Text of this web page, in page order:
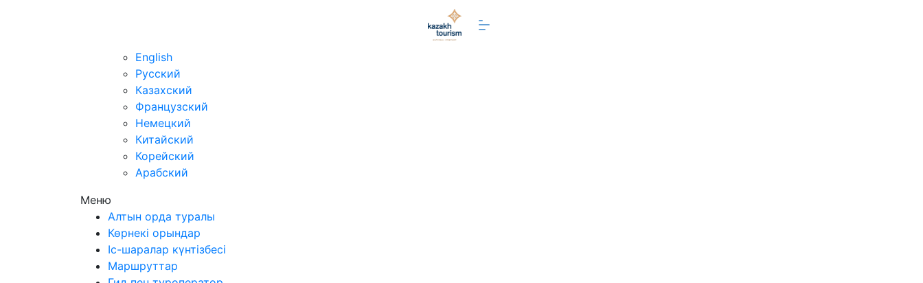
English
Русский
Казахский
Французский
Немецкий
Китайский
Корейский
Арабский
Меню
Алтын орда туралы
Көрнекі орындар
Іс-шаралар күнтізбесі
Маршруттар